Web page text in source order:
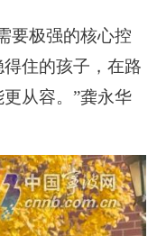
极强的核心控
住的孩子，在路
更从容。”龚永华